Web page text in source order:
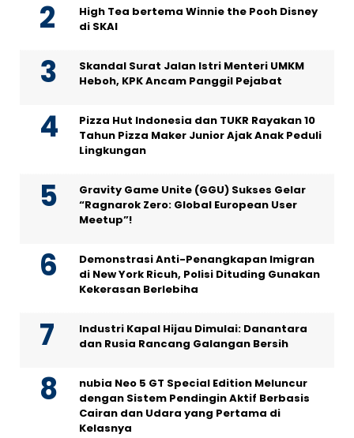
High Tea bertema Winnie the Pooh Disney
di SKAI
Skandal Surat Jalan Istri Menteri UMKM
Heboh, KPK Ancam Panggil Pejabat
Pizza Hut Indonesia dan TUKR Rayakan 10
Tahun Pizza Maker Junior Ajak Anak Peduli
Lingkungan
Gravity Game Unite (GGU) Sukses Gelar
“Ragnarok Zero: Global European User
Meetup”!
Demonstrasi Anti-Penangkapan Imigran
di New York Ricuh, Polisi Dituding Gunakan
Kekerasan Berlebiha
Industri Kapal Hijau Dimulai: Danantara
dan Rusia Rancang Galangan Bersih
nubia Neo 5 GT Special Edition Meluncur
dengan Sistem Pendingin Aktif Berbasis
Cairan dan Udara yang Pertama di
Kelasnya